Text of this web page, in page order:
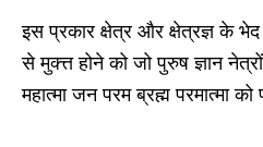
इस प्रकार क्षेत्र और क्षेत्रज्ञ के
से मुक्त्त होने को जो पुरुष ज्ञान
महात्मा जन परम ब्रह्म परमात्मा